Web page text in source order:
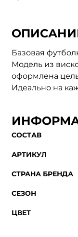
Базовая
Модель из
оформлена
Идеально на
СОСТАВ
АРТИКУЛ
СТРАНА БРЕНДА
СЕЗОН
ЦВЕТ